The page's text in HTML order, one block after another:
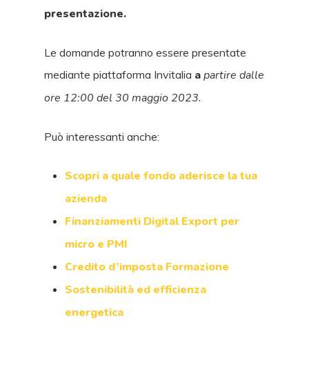
presentazione.
Le domande potranno essere presentate
mediante piattaforma Invitalia apartire dalle
ore 12:00 del 30 maggio 2023.
Può interessanti anche:
Scopri a quale fondo aderisce la tua
azienda
Finanziamenti Digital Export per
micro e PMI
Credito d’imposta Formazione
Sostenibilità ed efficienza
energetica